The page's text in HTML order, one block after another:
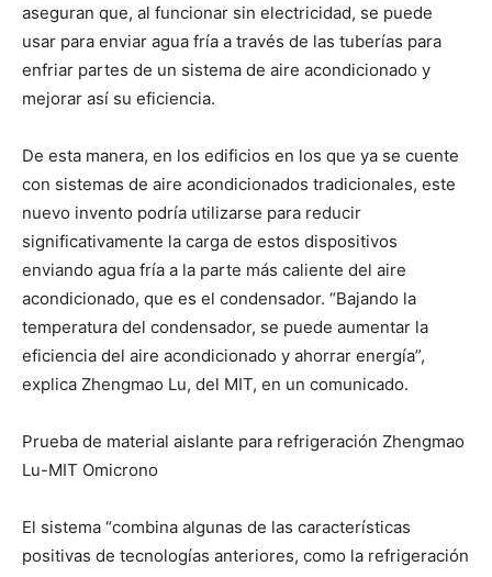
aseguran que, al funcionar sin electricidad, se puede
usar para enviar agua fría a través de las tuberías para
enfriar partes de un sistema de aire acondicionado y
mejorar así su eficiencia.
De esta manera, en los edificios en los que ya se cuente
con sistemas de aire acondicionados tradicionales, este
nuevo invento podría utilizarse para reducir
significativamente la carga de estos dispositivos
enviando agua fría a la parte más caliente del aire
acondicionado, que es el condensador. “Bajando la
temperatura del condensador, se puede aumentar la
eficiencia del aire acondicionado y ahorrar energía”,
explica Zhengmao Lu, del MIT, en un comunicado.
Prueba de material aislante para refrigeración Zhengmao
Lu-MIT Omicrono
El sistema “combina algunas de las características
positivas de tecnologías anteriores, como la refrigeración